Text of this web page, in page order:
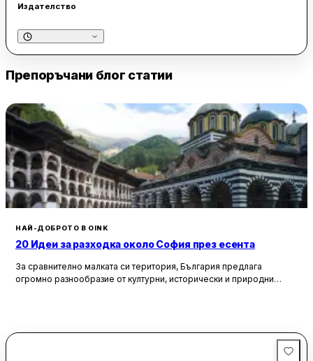
Издателство
Препоръчани блог статии
НАЙ-ДОБРОТО В OINK
20 Идеи за разходка около София през есента
За сравнително малката си територия, България предлага
огромно разнообразие от културни, исторически и природни
сезон планините около столицата предлагат чист въздух, красива